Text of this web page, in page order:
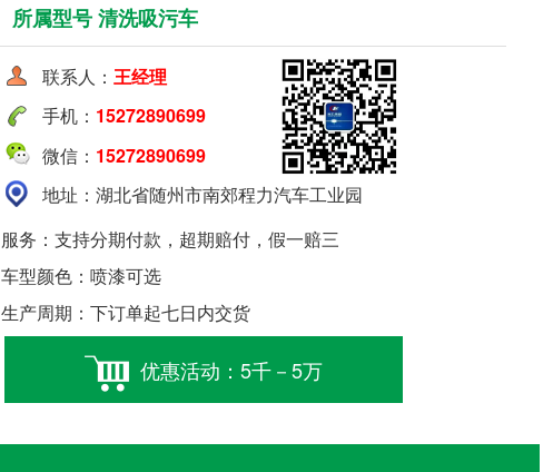
所属型号 清洗吸污车
联系人： 王经理
手机： 15272890699
微信： 15272890699
要购车就扫我
地址：湖北省随州市南郊程力汽车工业园
服务：支持分期付款，超期赔付，假一赔三
车型颜色：喷漆可选
生产周期：下订单起七日内交货
优惠活动：5千－5万